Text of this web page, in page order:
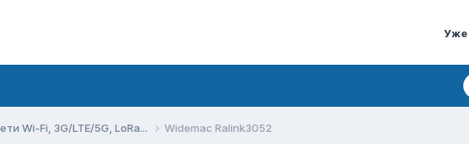
Уже
Wi-Fi, 3G/LTE/5G, LoRa... Widemac Ralink3052